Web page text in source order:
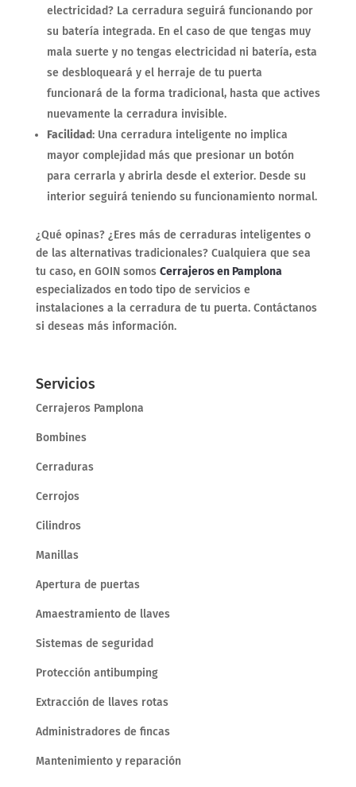
electricidad? La cerradura seguirá funcionando por
su batería integrada. En el caso de que tengas muy
mala suerte y no tengas electricidad ni batería, esta
se desbloqueará y el herraje de tu puerta
funcionará de la forma tradicional, hasta que actives
nuevamente la cerradura invisible.
Facilidad: Una cerradura inteligente no implica
mayor complejidad más que presionar un botón
para cerrarla y abrirla desde el exterior. Desde su
interior seguirá teniendo su funcionamiento normal.
¿Qué opinas? ¿Eres más de cerraduras inteligentes o
de las alternativas tradicionales? Cualquiera que sea
tu caso, en GOIN somos Cerrajeros en Pamplona
especializados en todo tipo de servicios e
instalaciones a la cerradura de tu puerta. Contáctanos
si deseas más información.
Servicios
Cerrajeros Pamplona
Bombines
Cerraduras
Cerrojos
Cilindros
Manillas
Apertura de puertas
Amaestramiento de llaves
Sistemas de seguridad
Protección antibumping
Extracción de llaves rotas
Administradores de fincas
Mantenimiento y reparación